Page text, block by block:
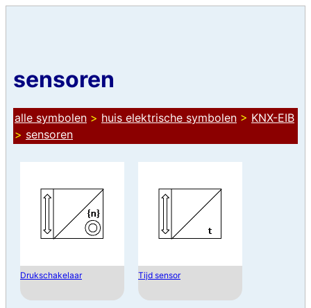
sensoren
alle symbolen > huis elektrische symbolen > KNX-EIB
> sensoren
Drukschakelaar Tijd sensor